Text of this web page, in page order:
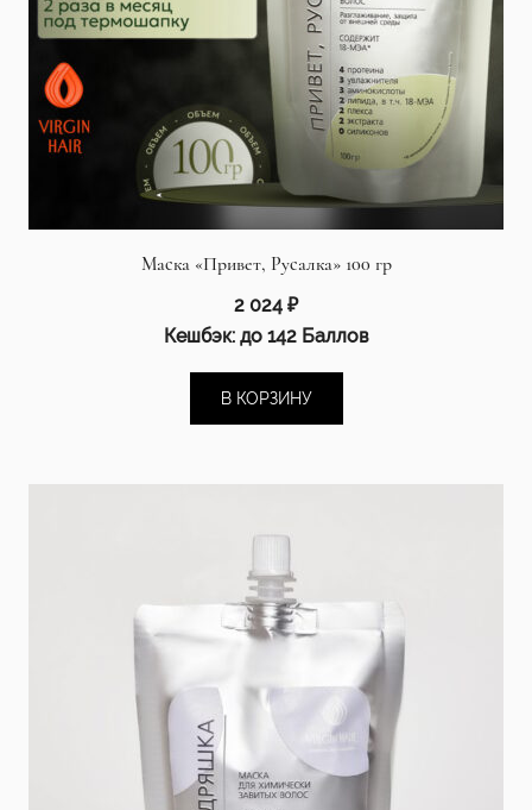
Маска «Привет, Русалка» 100 гр
2 024 ₽
Кешбэк: до 142 Баллов
В КОРЗИНУ